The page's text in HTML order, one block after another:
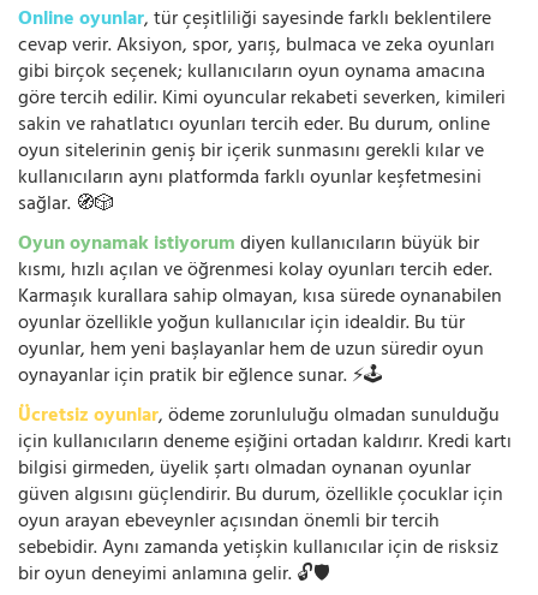
Online oyunlar, tür çeşitliliği sayesinde farklı beklentilere
cevap verir. Aksiyon, spor, yarış, bulmaca ve zeka oyunları
gibi birçok seçenek; kullanıcıların oyun oynama amacına
göre tercih edilir. Kimi oyuncular rekabeti severken, kimileri
sakin ve rahatlatıcı oyunları tercih eder. Bu durum, online
oyun sitelerinin geniş bir içerik sunmasını gerekli kılar ve
kullanıcıların aynı platformda farklı oyunlar keşfetmesini
sağlar. 🧭🎲
Oyun oynamak istiyorumdiyen kullanıcıların büyük bir
kısmı, hızlı açılan ve öğrenmesi kolay oyunları tercih eder.
Karmaşık kurallara sahip olmayan, kısa sürede oynanabilen
oyunlar özellikle yoğun kullanıcılar için idealdir. Bu tür
oyunlar, hem yeni başlayanlar hem de uzun süredir oyun
oynayanlar için pratik bir eğlence sunar. ⚡🕹️
Ücretsiz oyunlar, ödeme zorunluluğu olmadan sunulduğu
için kullanıcıların deneme eşiğini ortadan kaldırır. Kredi kartı
bilgisi girmeden, üyelik şartı olmadan oynanan oyunlar
güven algısını güçlendirir. Bu durum, özellikle çocuklar için
oyun arayan ebeveynler açısından önemli bir tercih
sebebidir. Aynı zamanda yetişkin kullanıcılar için de risksiz
bir oyun deneyimi anlamına gelir. 🔓🛡️